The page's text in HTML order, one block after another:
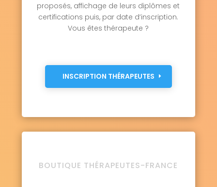
proposés, affichage de leurs diplômes et
certifications puis, par date d’inscription.
Vous êtes thérapeute ?
INSCRIPTION THÉRAPEUTES
BOUTIQUE THÉRAPEUTES-FRANCE